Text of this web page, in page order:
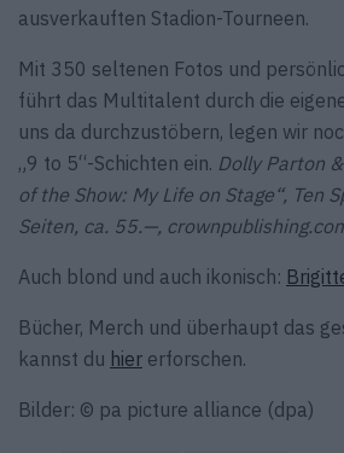
ausverkauften Stadion-Tourneen.
Mit 350 seltenen Fotos und
führt das Multitalent durch die
uns da durchzustöbern, legen wir
„9 to 5“-Schichten ein. Dolly Parton
of the Show: My Life on Stage“, Ten
Seiten, ca. 55.—,
Auch blond und auch ikonisch:
Bücher, Merch und überhaupt das
kannst du hier erforschen.
Bilder: © pa picture alliance (dpa)